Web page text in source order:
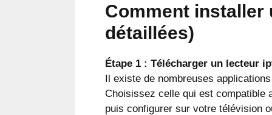
Comment installer
détaillées)
Étape 1 : Télécharger un lecteur
Il existe de nombreuses
Choisissez celle qui est compatible
puis configurer sur votre télévision